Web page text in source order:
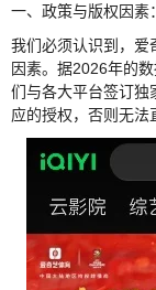
一、政策与版权因素
我们必须认识到，爱
因素。据2026年的
们与各大平台签订独
应的授权，否则无法